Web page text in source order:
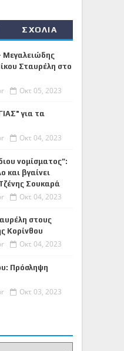
ΣΧΟΛΙΑ
Μεγαλειώδης
Σταυρέλη στο
Οκτ 05, 2023
για τα
Οκτ 04, 2023
νομίσματος”:
και βγαίνει
Σουκαρά
Οκτ 04, 2023
στους
Κορίνθου
Οκτ 04, 2023
Πρόσληψη
Οκτ 03, 2023